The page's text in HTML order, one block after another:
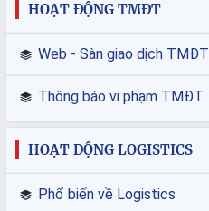
HOẠT ĐỘNG TMĐT
Web - Sàn giao dịch TMĐT
Thông báo vi phạm TMĐT
HOẠT ĐỘNG LOGISTICS
Phổ biến về Logistics